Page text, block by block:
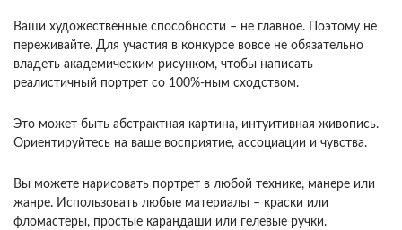
Ваши художественные способности – не главное. Поэтому не
переживайте. Для участия в конкурсе вовсе не обязательно
владеть академическим рисунком, чтобы написать
реалистичный портрет со 100%-ным сходством.
Это может быть абстрактная картина, интуитивная живопись.
Ориентируйтесь на ваше восприятие, ассоциации и чувства.
Вы можете нарисовать портрет в любой технике, манере или
жанре. Использовать любые материалы – краски или
фломастеры, простые карандаши или гелевые ручки.